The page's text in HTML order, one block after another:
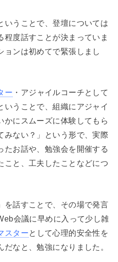
いうことで、登壇については
程度話すことが決まっていま
ョンは初めてで緊張しまし
ー ・アジャイルコーチとして
いうことで、組織にアジャイ
かにスムーズに体験してもら
みない？」という形で、実際
たお話や、勉強会を開催する
こと、工夫したことなどにつ
を話すことで、その場で発言
会議に早めに入って少し雑
スター として心理的安全性を
なと、勉強になりました。